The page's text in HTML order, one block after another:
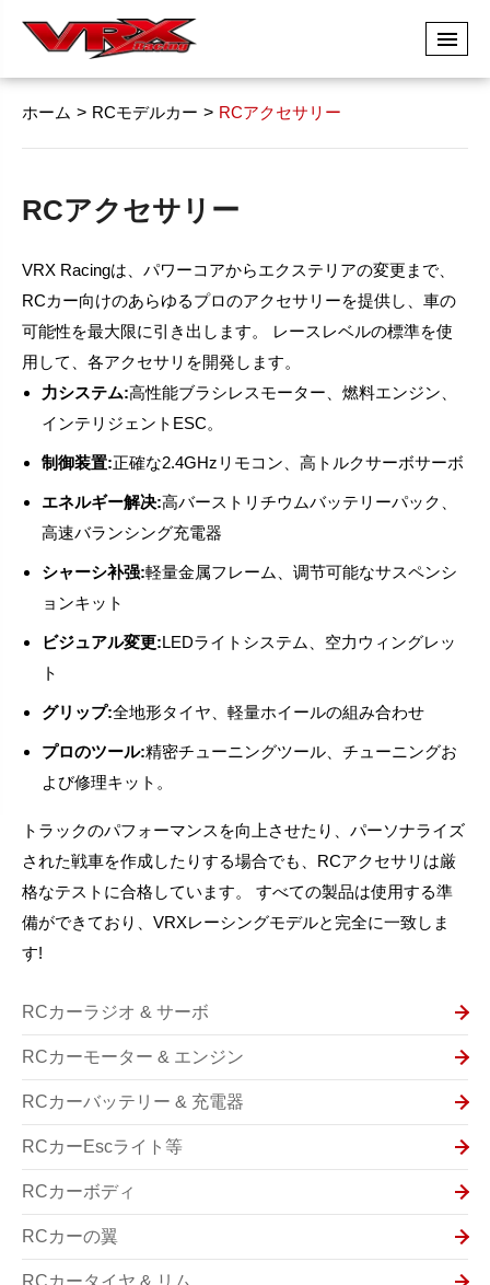
ホーム RCモデルカー RCアクセサリー
RCアクセサリー
VRX Racingは、パワーコアからエクステリアの変更まで、
RCカー向けのあらゆるプロのアクセサリーを提供し、車の
可能性を最大限に引き出します。 レースレベルの標準を使
用して、各アクセサリを開発します。
力システム:高性能ブラシレスモーター、燃料エンジン、
インテリジェントESC。
制御装置:正確な2.4GHzリモコン、高トルクサーボサーボ
エネルギー解决:高バーストリチウムバッテリーパック、
高速バランシング充電器
シャーシ补强:軽量金属フレーム、调节可能なサスペンシ
ョンキット
ビジュアル変更:LEDライトシステム、空力ウィングレッ
ト
グリップ:全地形タイヤ、軽量ホイールの組み合わせ
プロのツール:精密チューニングツール、チューニングお
よび修理キット。
トラックのパフォーマンスを向上させたり、パーソナライズ
された戦車を作成したりする場合でも、RCアクセサリは厳
格なテストに合格しています。 すべての製品は使用する準
備ができており、VRXレーシングモデルと完全に一致しま
す!
RCカーラジオ & サーボ
RCカーモーター & エンジン
RCカーバッテリー & 充電器
RCカーEscライト等
RCカーボディ
RCカーの翼
RCカータイヤ & リム